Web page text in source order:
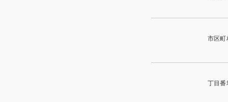
市区町
丁目番